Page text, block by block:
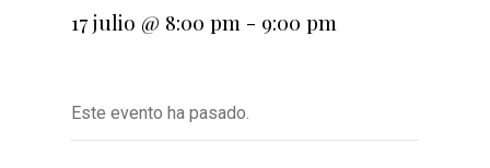
17 julio @ 8:00 pm- 9:00 pm
Este evento ha pasado.